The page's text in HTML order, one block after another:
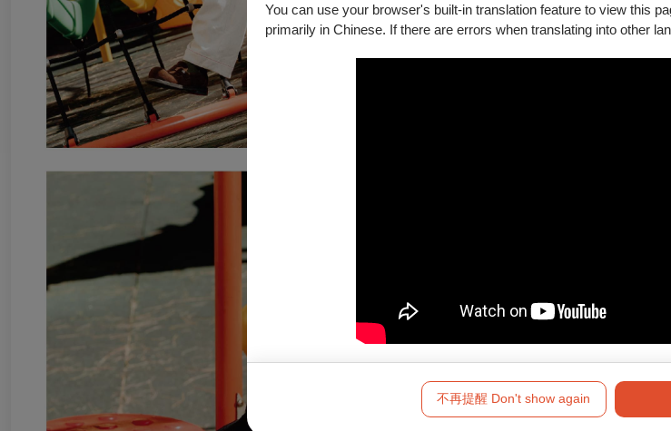
You can use your browser's built-in translation feature to view this
primarily in Chinese. If there are errors when translating into other
不再提醒 Don't show again